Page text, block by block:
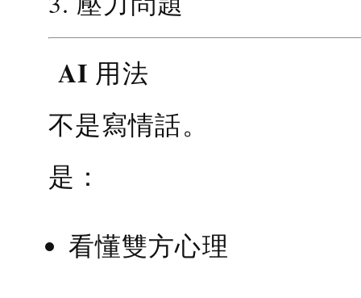
AI 用法
不是寫情話。
是：
看懂雙方心理